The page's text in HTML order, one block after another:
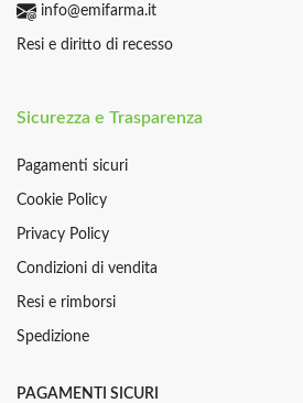
info@emifarma.it
Resi e diritto di recesso
Sicurezza e Trasparenza
Pagamenti sicuri
Cookie Policy
Privacy Policy
Condizioni di vendita
Resi e rimborsi
Spedizione
PAGAMENTI SICURI